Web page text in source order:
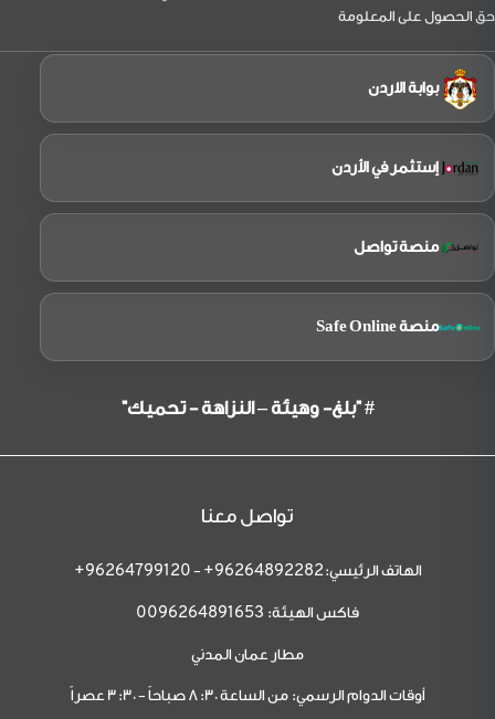
حق الحصول على المعلومة
بوابة الاردن
إستثمر في الأردن
منصة تواصل
منصة Safe Online
# "بلغ- وهيئة – النزاهة - تحميك"
تواصل معنا
الهاتف الرئيسي: 96264892282+
-
96264799120+
فاكس الهيئة: 0096264891653
مطار عمان المدني
أوقات الدوام الرسمي: من الساعة 8:30 صباحاً - 3:30 عصراً